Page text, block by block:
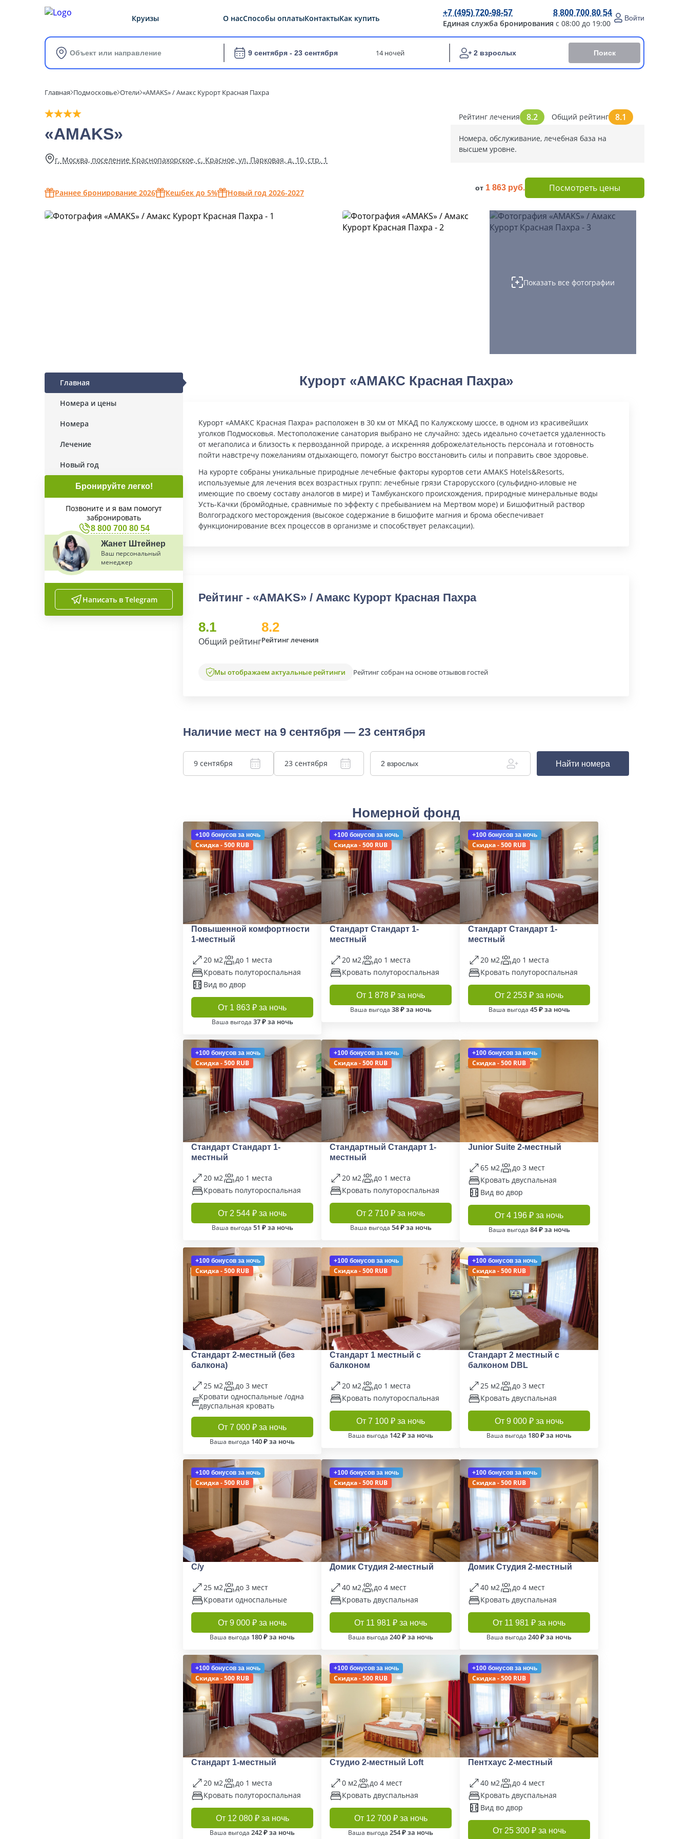
Круизы О насСпособы оплатыКонтактыКак купить
+7 (495) 720-98-57 8 800 700 80 54
Единая служба бронирования с 08:00 до 19:00
Войти
Объект или направление 9 сентября - 23 сентября 14 ночей 2 взрослых Поиск
Главная Подмосковье Отели «АMAKS» / Амакс Курорт Красная Пахра
«АMAKS»
г. Москва, поселение Краснопахорское, с. Красное, ул. Парковая, д. 10, стр. 1
Раннее бронирование 2026 Кешбек до 5% Новый год 2026-2027
Рейтинг лечения 8.2 Общий рейтинг 8.1
Номера, обслуживание, лечебная база на
высшем уровне.
от 1 863 руб. Посмотреть цены
Показать все фотографии
Главная
Номера и цены
Номера
Лечение
Новый год
Бронируйте легко!
Позвоните и я вам помогут
забронировать
8 800 700 80 54
Жанет Штейнер
Ваш персональный
менеджер
Написать в Telegram
Курорт «АМАКС Красная Пахра»
Курорт «АМАКС Красная Пахра» расположен в 30 км от МКАД по Калужскому шоссе, в одном из красивейших
уголков Подмосковья. Местоположение санатория выбрано не случайно: здесь идеально сочетается удаленность
от мегаполиса и близость к первозданной природе, а искренняя доброжелательность персонала и готовность
пойти навстречу пожеланиям отдыхающего, помогут быстро восстановить силы и поправить свое здоровье.
На курорте собраны уникальные природные лечебные факторы курортов сети АМАКS Hotels&Resorts,
используемые для лечения всех возрастных групп: лечебные грязи Старорусского (сульфидно-иловые не
имеющие по своему составу аналогов в мире) и Тамбуканского происхождения, природные минеральные воды
Усть-Качки (бромйодные, сравнимые по эффекту с пребыванием на Мертвом море) и Бишофитный раствор
Волгоградского месторождения (высокое содержание в бишофите магния и брома обеспечивает
функционирование всех процессов в организме и способствует релаксации).
Рейтинг - «АMAKS» / Амакс Курорт Красная Пахра
8.1
Общий рейтинг
8.2
Рейтинг лечения
Мы отображаем актуальные рейтинги Рейтинг собран на основе отзывов гостей
Наличие мест на 9 сентября — 23 сентября
9 сентября 23 сентября 2 взрослых Найти номера
Номерной фонд
+100 бонусов за ночь
Скидка - 500 RUB
Повышенной комфортности
1-местный
20 м2
до 1 места
Кровать полутороспальная
Вид во двор
От 1 863 ₽ за ночь
Ваша выгода 37 ₽ за ночь
+100 бонусов за ночь
Скидка - 500 RUB
Стандарт Стандарт 1-
местный
20 м2
до 1 места
Кровать полутороспальная
От 1 878 ₽ за ночь
Ваша выгода 38 ₽ за ночь
+100 бонусов за ночь
Скидка - 500 RUB
Стандарт Стандарт 1-
местный
20 м2
до 1 места
Кровать полутороспальная
От 2 253 ₽ за ночь
Ваша выгода 45 ₽ за ночь
+100 бонусов за ночь
Скидка - 500 RUB
Стандарт Стандарт 1-
местный
20 м2
до 1 места
Кровать полутороспальная
От 2 544 ₽ за ночь
Ваша выгода 51 ₽ за ночь
+100 бонусов за ночь
Скидка - 500 RUB
Стандартный Стандарт 1-
местный
20 м2
до 1 места
Кровать полутороспальная
От 2 710 ₽ за ночь
Ваша выгода 54 ₽ за ночь
+100 бонусов за ночь
Скидка - 500 RUB
Junior Suite 2-местный
65 м2
до 3 мест
Кровать двуспальная
Вид во двор
От 4 196 ₽ за ночь
Ваша выгода 84 ₽ за ночь
+100 бонусов за ночь
Скидка - 500 RUB
Стандарт 2-местный (без
балкона)
25 м2
до 3 мест
Кровати односпальные /одна
двуспальная кровать
От 7 000 ₽ за ночь
Ваша выгода 140 ₽ за ночь
+100 бонусов за ночь
Скидка - 500 RUB
Стандарт 1 местный с
балконом
20 м2
до 1 места
Кровать полутороспальная
От 7 100 ₽ за ночь
Ваша выгода 142 ₽ за ночь
+100 бонусов за ночь
Скидка - 500 RUB
Стандарт 2 местный с
балконом DBL
25 м2
до 3 мест
Кровать двуспальная
От 9 000 ₽ за ночь
Ваша выгода 180 ₽ за ночь
+100 бонусов за ночь
Скидка - 500 RUB
С/у
25 м2
до 3 мест
Кровати односпальные
От 9 000 ₽ за ночь
Ваша выгода 180 ₽ за ночь
+100 бонусов за ночь
Скидка - 500 RUB
Домик Студия 2-местный
40 м2
до 4 мест
Кровать двуспальная
От 11 981 ₽ за ночь
Ваша выгода 240 ₽ за ночь
+100 бонусов за ночь
Скидка - 500 RUB
Домик Студия 2-местный
40 м2
до 4 мест
Кровать двуспальная
От 11 981 ₽ за ночь
Ваша выгода 240 ₽ за ночь
+100 бонусов за ночь
Скидка - 500 RUB
Стандарт 1-местный
20 м2
до 1 места
Кровать полутороспальная
От 12 080 ₽ за ночь
Ваша выгода 242 ₽ за ночь
+100 бонусов за ночь
Скидка - 500 RUB
Студио 2-местный Loft
0 м2
до 4 мест
Кровать двуспальная
От 12 700 ₽ за ночь
Ваша выгода 254 ₽ за ночь
+100 бонусов за ночь
Скидка - 500 RUB
Пентхаус 2-местный
40 м2
до 4 мест
Кровать двуспальная
Вид во двор
От 25 300 ₽ за ночь